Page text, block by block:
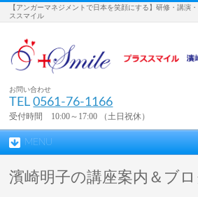
【アンガーマネジメントで日本を笑顔にする】研修・講演
ススマイル
お問い合わせ
TEL0561-76-1166
受付時間 10:00～17:00 （土日祝休）
MENU
濱崎明子の講座案内＆ブ